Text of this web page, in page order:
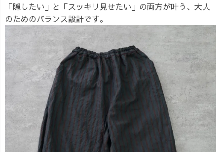
「隠したい」と「スッキリ見せたい」の両方が叶う、大人
のためのバランス設計です。